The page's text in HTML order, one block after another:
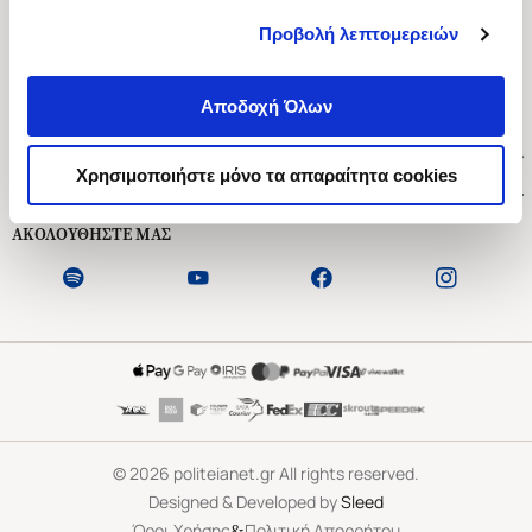
Προβολή λεπτομερειών
Αποδοχή Όλων
Χρησιμοποιήστε μόνο τα απαραίτητα cookies
Ασκληπιού 1-3, Αθήνα 106 79
Δευτέρα - Παρασκευή 09:00-21:00
Εξυπηρέτηση Πελατών
ΑΚΟΛΟΥΘΗΣΤΕ ΜΑΣ
©2026 politeianet.gr All rights reserved.
Designed & Developed bySleed